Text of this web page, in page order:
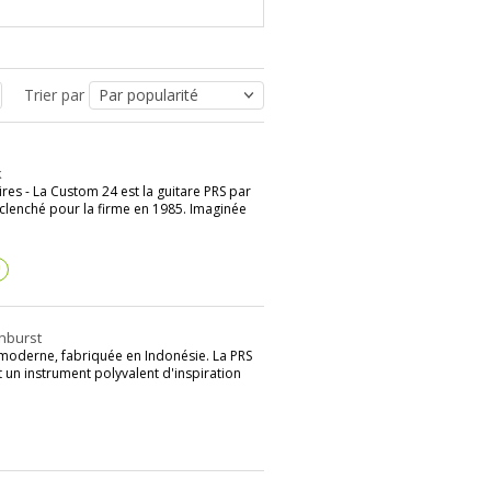
et inspirera de nombreux
milliers de dollars sur la
: chainon manquant entre
aux guitaristes de l’époque
né !
d’exemplaires journaliers à
110.
crée aussi désormais ses
d’optimiser certaines tâches
numérique pilotée par
Trier par
- La Custom 24 est la guitare PRS par
pour la firme en 1985. Imaginée
fabriquée en Indonésie. La PRS
un instrument polyvalent d'inspiration